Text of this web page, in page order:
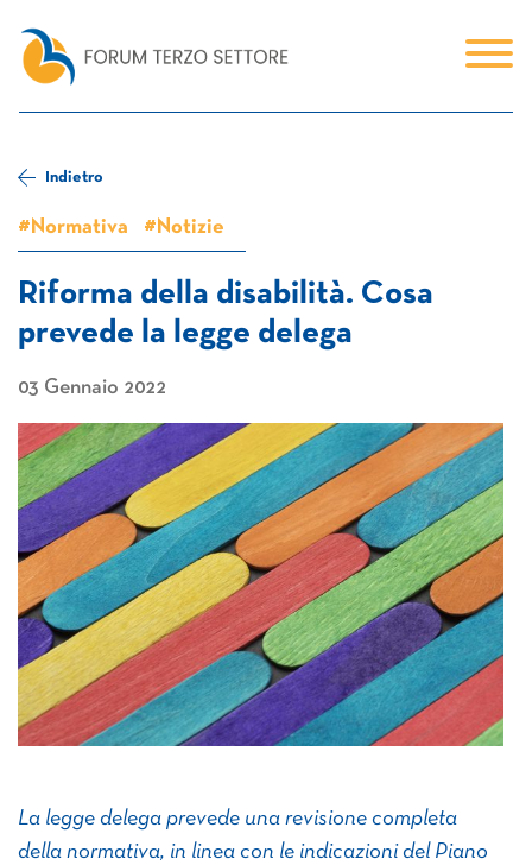
Indietro
#Normativa #Notizie
Riforma della disabilità. Cosa
prevede la legge delega
03 Gennaio 2022
La legge delega prevede una revisione completa
della normativa, in linea con le indicazioni del Piano